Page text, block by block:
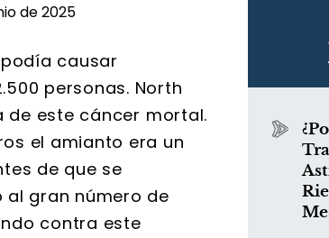
de 2025
causar
personas. North
de este cáncer mortal.
el amianto era un
de que se
gran número de
contra este